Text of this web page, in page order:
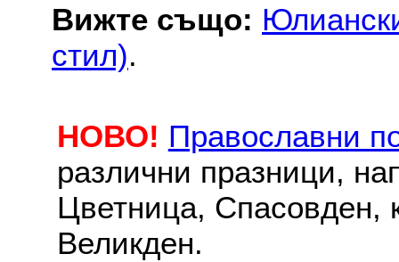
Вижте също:
стил).
НОВО! Православни
различни празници,
Цветница, Спасовден,
Великден.